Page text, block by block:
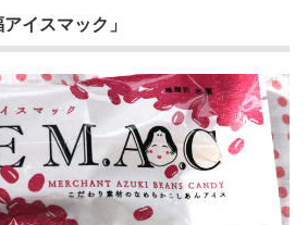
イスマック」